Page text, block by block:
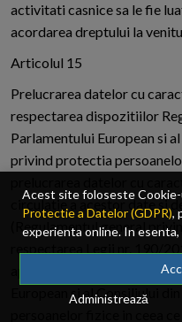
Acest site foloseste
Protectie a Datelor (GDPR),
experienta online. In
imbunatatim continutul de
experienta online
folosite doar de site-ul
AICIpentru detalii
Administrează
activitati casnice sa le fie
acordarea dreptului la
Articolul 15
Prelucrarea datelor cu
respectarea dispozitiilor
Parlamentului European si
privind protectia
circulatie a acestor date si
(Regulamentul general
aplicare a Regulamentului
European si al Consiliului